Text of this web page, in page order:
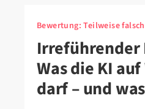
Bewertung:Teilweise falsch
Was die KI
darf – und